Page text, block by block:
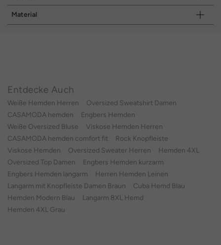
Material
Entdecke Auch
Weiße Hemden Herren
Oversized Sweatshirt Damen
CASAMODA hemden
Engbers Hemden
Weiße Oversized Bluse
Viskose Hemden Herren
CASAMODA hemden comfort fit
Rock Knopfleiste
Viskose Hemden
Oversized Sweater Herren
Hemden 4XL
Oversized Top Damen
Engbers Hemden kurzarm
Engbers Hemden langarm
Herren Hemden Leinen
Langarm mit Knopfleiste Damen Braun
Cuba Hemd Blau
Hemden Modern Blau
Langarm 8XL Hemd
Hemden 4XL Grau